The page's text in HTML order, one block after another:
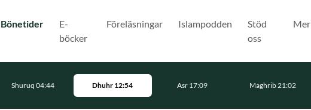
Bönetider(Nuvarande)
E-
böcker
Föreläsningar Islampodden
Stöd
oss
Mer
Shuruq 04:44 Dhuhr 12:54 Asr 17:09 Maghrib 21:02